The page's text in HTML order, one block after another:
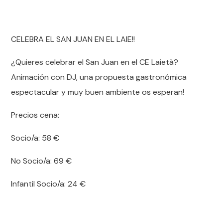
CELEBRA EL SAN JUAN EN EL LAIE!!
¿Quieres celebrar el San Juan en el CE Laietà?
Animación con DJ, una propuesta gastronómica
espectacular y muy buen ambiente os esperan!
Precios cena:
Socio/a: 58€
No Socio/a: 69€
Infantil Socio/a: 24€